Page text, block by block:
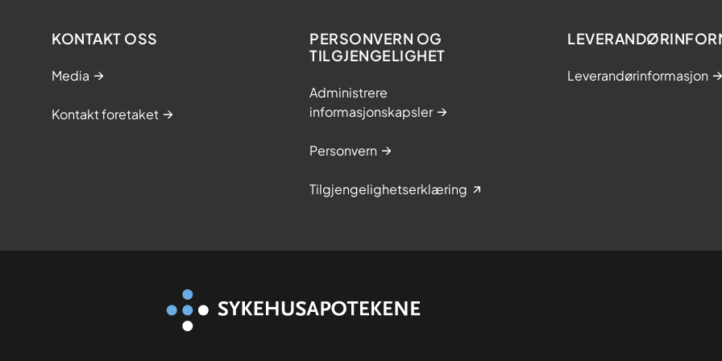
KONTAKT OSS
Media
Kontakt foretaket
PERSONVERN OG
TILGJENGELIGHET
Administrere
informasjonskapsler
Personvern
Tilgjengelighetserklæring
Leverandørinformasjon